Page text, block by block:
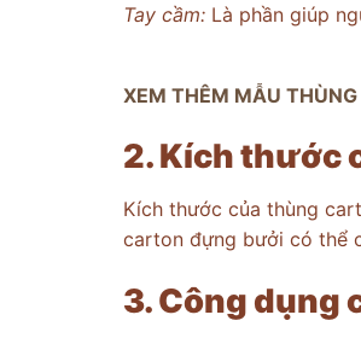
Tay cầm: Là phần giúp
XEM THÊM MẪU
2. Kích thước
Kích thước của thùng
carton đựng bưởi có thể
3. Công dụng